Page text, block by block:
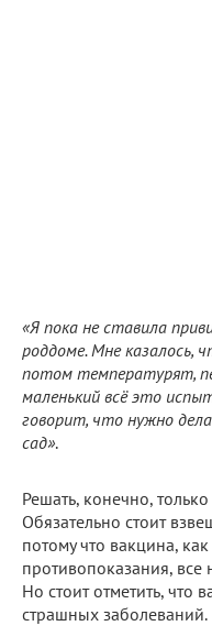
«Я пока не ставила
роддоме. Мне казалось,
потом температурят,
маленький всё это
говорит, что нужно
сад».
Решать, конечно,
Обязательно стоит
потому что вакцина,
противопоказания, все
Но стоит отметить, что
страшных заболеваний.